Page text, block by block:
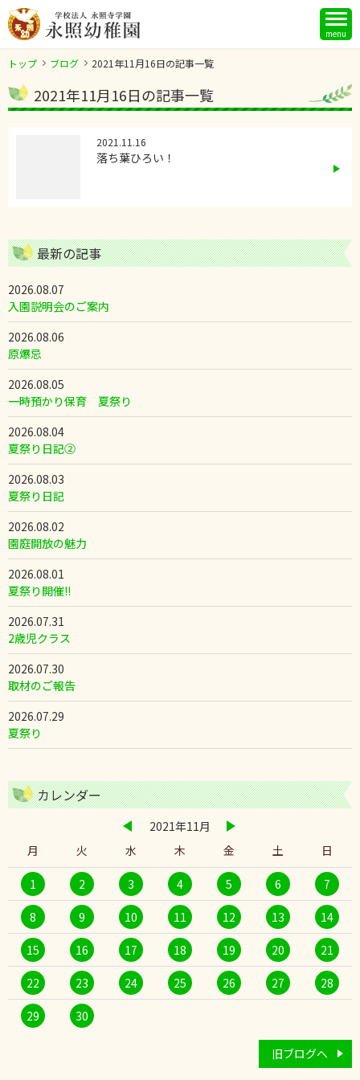
menu
トップ ブログ 2021年11月16日の記事一覧
2021年11月16日の記事一覧
2021.11.16
落ち葉ひろい！
最新の記事
2026.08.07
入園説明会のご案内
2026.08.06
原爆忌
2026.08.05
一時預かり保育 夏祭り
2026.08.04
夏祭り日記②
2026.08.03
夏祭り日記
2026.08.02
園庭開放の魅力
2026.08.01
夏祭り開催!!
2026.07.31
2歳児クラス
2026.07.30
取材のご報告
2026.07.29
夏祭り
カレンダー
2021年11月
月
火 水 木 金 土 日
1 2 3 4 5 6 7
8 9 10 11 12 13 14
15 16 17 18 19 20 21
22 23 24 25 26 27 28
29 30
旧ブログへ